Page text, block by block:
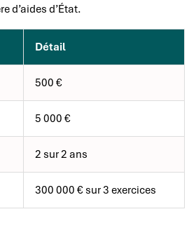
d’aides d’État.
Détail
500 €
5 000 €
2 sur 2 ans
300 000 € sur 3 exercices